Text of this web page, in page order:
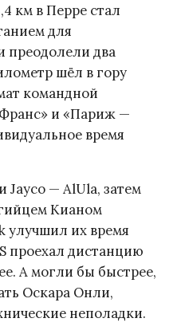
км в Перре стал
для
преодолели два
шёл в гору
командной
Франс» и «Париж —
время
— AlUla, затем
Кианом
улучшил их время
проехал дистанцию
А могли бы быстрее,
Оскара Онли,
неполадки.